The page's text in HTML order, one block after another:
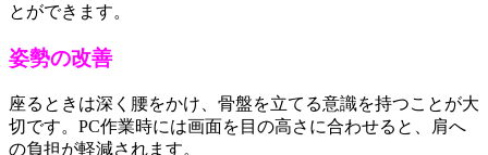
とができます。
姿勢の改善
座るときは深く腰をかけ、骨盤を立てる意識を持つことが大
切です。PC作業時には画面を目の高さに合わせると、肩へ
の負担が軽減されます。